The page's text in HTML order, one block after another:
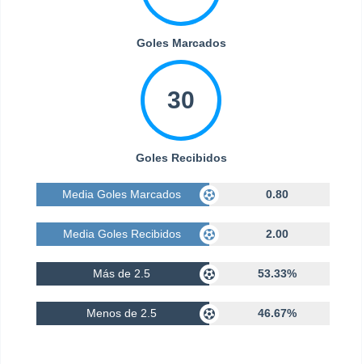
Goles Marcados
30
Goles Recibidos
Media Goles Marcados 0.80
Media Goles Recibidos 2.00
Más de 2.5 53.33%
Menos de 2.5 46.67%